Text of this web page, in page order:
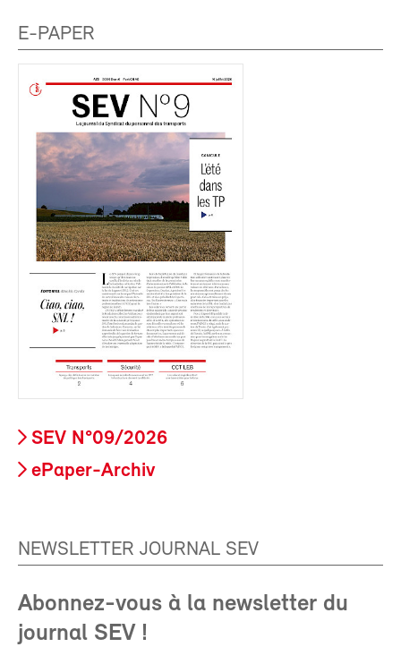
E-PAPER
SEV N°09/2026
ePaper-Archiv
NEWSLETTER JOURNAL SEV
Abonnez-vous à la newsletter du
journal SEV !